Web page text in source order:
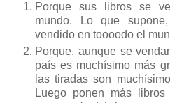
Porque sus libros se
mundo. Lo que
vendido en toooodo el
Porque, aunque se
país es muchísimo más
las tiradas son
Luego ponen más